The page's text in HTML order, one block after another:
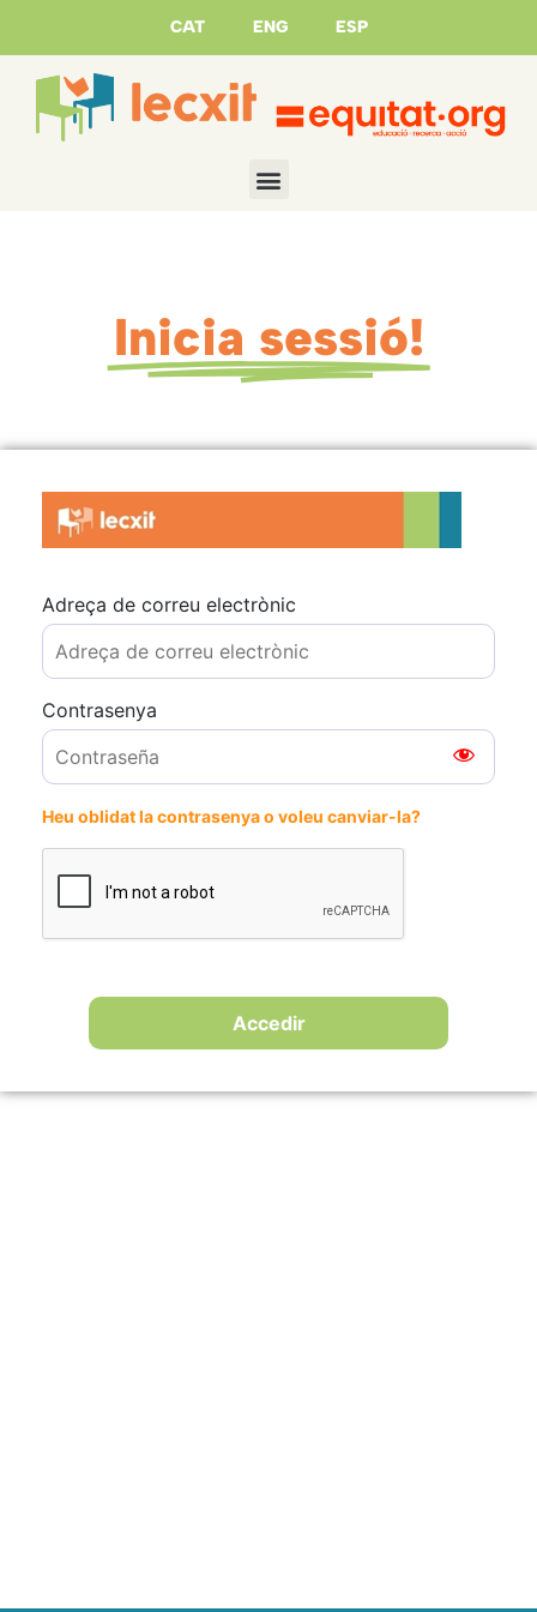
CAT ENG ESP
Inicia sessió!
Adreça de correu electrònic
Contrasenya
Heu oblidat la contrasenya o voleu canviar-la?